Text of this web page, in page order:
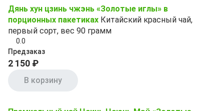
Дянь хун цзинь чжэнь «Золотые иглы» в
порционных пакетиках Китайский красный чай,
первый сорт, вес 90 грамм
0.0
Предзаказ
2 150 ₽
В корзину